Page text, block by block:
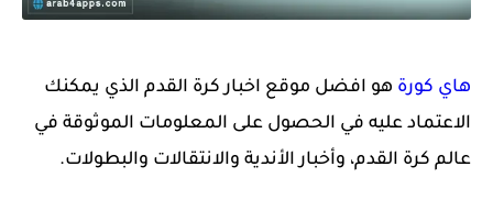
هاي كورة هو افضل موقع اخبار كرة القدم الذي يمكنك
الاعتماد عليه في الحصول على المعلومات الموثوقة في
عالم كرة القدم، وأخبار الأندية والانتقالات والبطولات.